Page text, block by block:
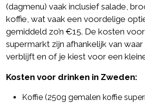
(dagmenu) vaak inclusief salade,
koffie, wat vaak een voordelige
gemiddeld zo’n €15. De kosten
supermarkt zijn afhankelijk van
verblijft en of je kiest voor een
Kosten voor drinken in Zweden:
Koffie (250g gemalen koffie